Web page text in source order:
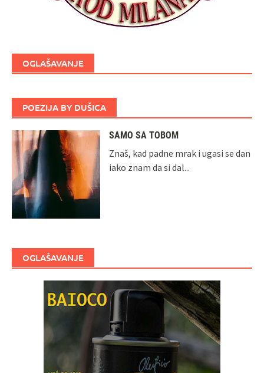
OGLAŠAVANJE
POEZIJA BY DUŠICA
SAMO SA TOBOM
Znaš, kad padne mrak i ugasi se dan
iako znam da si dal...
OGLAŠAVANJE